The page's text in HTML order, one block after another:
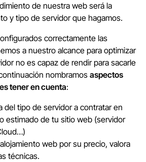
de nuestra web será la
y tipo de servidor que hagamos.
correctamente las
a nuestro alcance para optimizar
no es capaz de rendir para sacarle
nombramos aspectos
tener en cuenta:
del tipo de servidor a contratar en
estimado de tu sitio web (servidor
web por su precio, valora
técnicas.